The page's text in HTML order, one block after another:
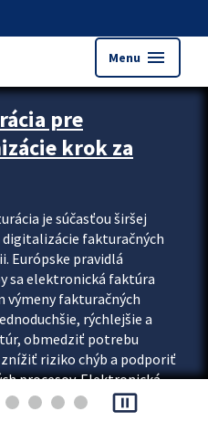
Menu menu
pre
krok za
je súčasťou širšej
digitalizácie fakturačných
Európske pravidlá
sa elektronická faktúra
výmeny fakturačných
rýchlejšie a
obmedziť potrebu
znížiť riziko chýb a podporiť
procesov. Elektronická
pause_presentation